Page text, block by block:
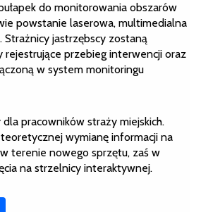
do monitorowania obszarów
powstanie laserowa, multimedialna
jastrzębscy zostaną
rejestrujące przebieg interwencji oraz
w system monitoringu
pracowników straży miejskich.
wymianę informacji na
terenie nowego sprzętu, zaś w
na strzelnicy interaktywnej.